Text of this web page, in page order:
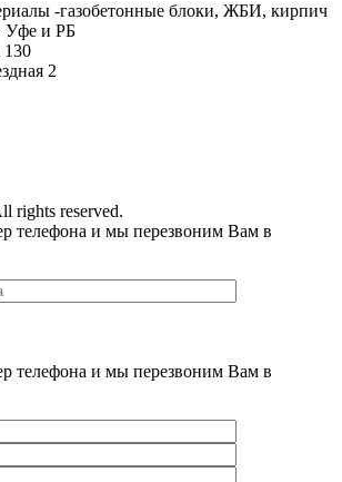
-газобетонные блоки, ЖБИ, кирпич
Уфе и РБ
130
2
rights reserved.
телефона и мы перезвоним Вам в
телефона и мы перезвоним Вам в